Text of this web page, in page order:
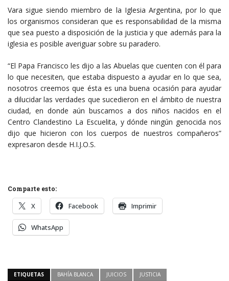
Vara sigue siendo miembro de la Iglesia Argentina, por lo que
los organismos consideran que es responsabilidad de la misma
que sea puesto a disposición de la justicia y que además para la
iglesia es posible averiguar sobre su paradero.
“El Papa Francisco les dijo a las Abuelas que cuenten con él para
lo que necesiten, que estaba dispuesto a ayudar en lo que sea,
nosotros creemos que ésta es una buena ocasión para ayudar
a dilucidar las verdades que sucedieron en el ámbito de nuestra
ciudad, en donde aún buscamos a dos niños nacidos en el
Centro Clandestino La Escuelita, y dónde ningún genocida nos
dijo que hicieron con los cuerpos de nuestros compañeros”
expresaron desde H.I.J.O.S.
Comparte esto:
X Facebook Imprimir
WhatsApp
ETIQUETAS BAHÍA BLANCA JUICIOS
JUSTICIA